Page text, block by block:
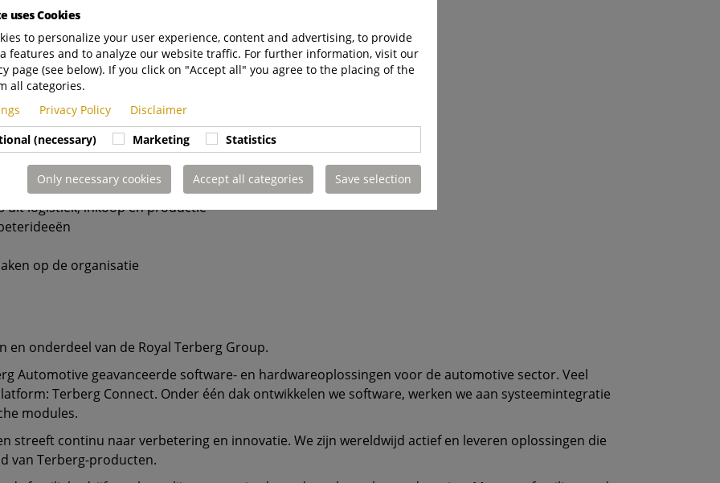
relevante richting
productieprocessen
houding
graag samen met verschillende afdelingen
analyse
een brede Operations-omgeving
uit logistiek, inkoop en productie
op de organisatie
en onderdeel van de Royal Terberg Group.
Automotive geavanceerde software- en hardwareoplossingen voor de automotive sector. Veel
Terberg Connect. Onder één dak ontwikkelen we software, werken we aan systeemintegratie
modules.
streeft continu naar verbetering en innovatie. We zijn wereldwijd actief en leveren oplossingen die
van Terberg-producten.
uses Cookies
to personalize your user experience, content and advertising, to provide
features and to analyze our website traffic. For further information, visit our
page (see below). If you click on "Accept all" you agree to the placing of the
all categories.
Privacy Policy
Disclaimer
(necessary)
Marketing Statistics
Only necessary cookies Accept all categories Save selection